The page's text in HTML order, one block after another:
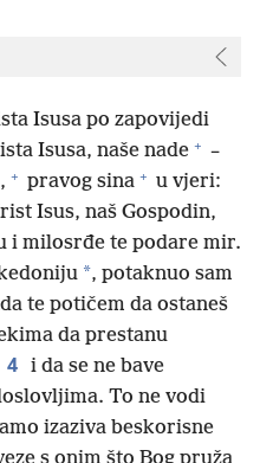
Isusa po zapovijedi
Isusa, naše nade + –
, + pravog sina + u vjeri:
Isus, naš Gospodin,
i milosrđe te podare mir.
*, potaknuo sam
te potičem da ostaneš
da prestanu
4 i da se ne bave
To ne vodi
izaziva beskorisne